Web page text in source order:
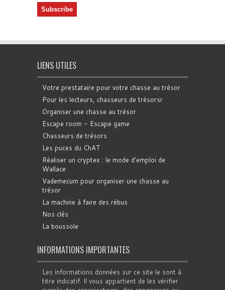
LIENS UTILES
Votre prestataire pour votre chasse au trésor
Pour les lecteurs, chasseurs de trésorsr
Organiser une chasse au trésor
Escape room - Escape game
Chasseurs de trésors
Les puces du ChAT
Réaliser un cryptex : le mode d'emploi de
Wallace
Vademecum pour organiser une chasse au
trésor
La machine à faire des rébus
Nos clés
La boussole
INFORMATIONS IMPORTANTES
Les informations données sur ce site le sont à
titre indicatif. Il vous appartient de les vérifier